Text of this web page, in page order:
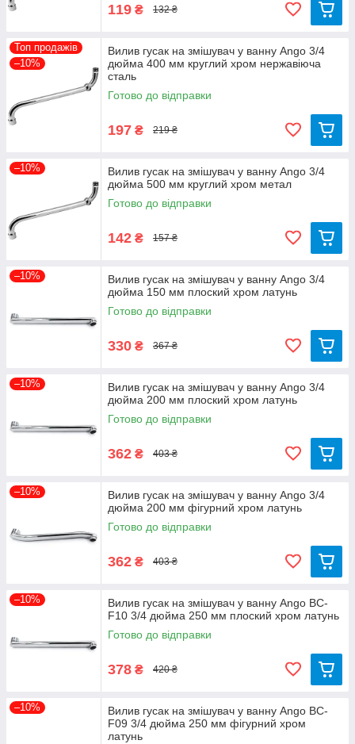
119 ₴ 132 ₴
Топ продажів
–10%
Вилив гусак на змішувач у ванну Ango 3/4
дюйма 400 мм круглий хром нержавіюча
сталь
Готово до відправки
197 ₴ 219 ₴
–10%
Вилив гусак на змішувач у ванну Ango 3/4
дюйма 500 мм круглий хром метал
Готово до відправки
142 ₴ 157 ₴
–10%
Вилив гусак на змішувач у ванну Ango 3/4
дюйма 150 мм плоский хром латунь
Готово до відправки
330 ₴ 367 ₴
–10%
Вилив гусак на змішувач у ванну Ango 3/4
дюйма 200 мм плоский хром латунь
Готово до відправки
362 ₴ 403 ₴
–10%
Вилив гусак на змішувач у ванну Ango 3/4
дюйма 200 мм фігурний хром латунь
Готово до відправки
362 ₴ 403 ₴
–10%
Вилив гусак на змішувач у ванну Ango BC-
F10 3/4 дюйма 250 мм плоский хром латунь
Готово до відправки
378 ₴ 420 ₴
–10%
Вилив гусак на змішувач у ванну Ango BC-
F09 3/4 дюйма 250 мм фігурний хром
латунь